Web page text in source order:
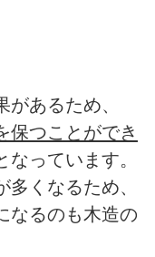
あるため、
保つことができ
なっています。
くなるため、
なるのも木造の